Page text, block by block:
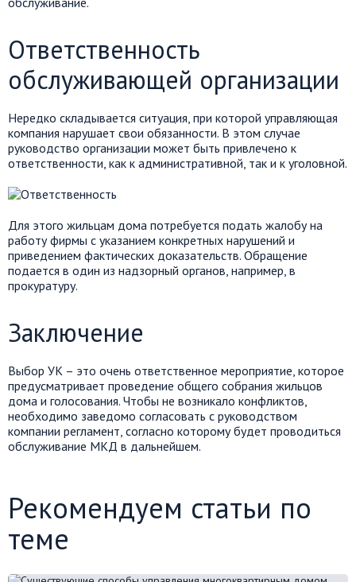
Ответственность
обслуживающей организации
Нередко складывается ситуация, при которой управляющая
компания нарушает свои обязанности. В этом случае
руководство организации может быть привлечено к
ответственности, как к административной, так и к уголовной.
Для этого жильцам дома потребуется подать жалобу на
работу фирмы с указанием конкретных нарушений и
приведением фактических доказательств. Обращение
подается в один из надзорный органов, например, в
прокуратуру.
Заключение
Выбор УК – это очень ответственное мероприятие, которое
предусматривает проведение общего собрания жильцов
дома и голосования. Чтобы не возникало конфликтов,
необходимо заведомо согласовать с руководством
компании регламент, согласно которому будет проводиться
обслуживание МКД в дальнейшем.
Рекомендуем статьи по
теме